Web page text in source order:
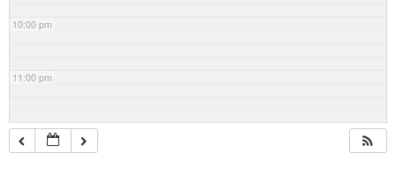
10:00 pm
11:00 pm